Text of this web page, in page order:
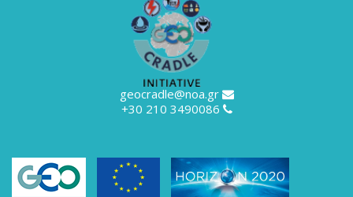
geocradle@noa.gr